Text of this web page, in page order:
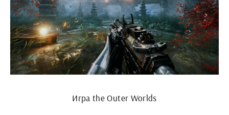
Игра the Outer Worlds